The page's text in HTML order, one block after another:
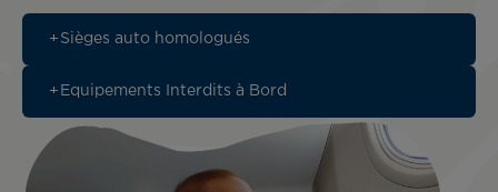
Sièges auto homologués
Equipements Interdits à Bord